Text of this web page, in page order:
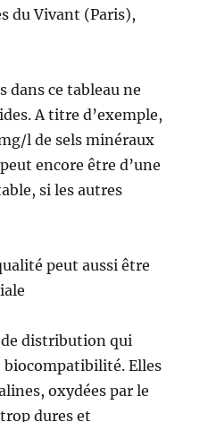
du Vivant (Paris),
dans ce tableau ne
A titre d’exemple,
l de sels minéraux
encore être d’une
si les autres
peut aussi être
de distribution qui
Elles
oxydées par le
dures et